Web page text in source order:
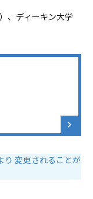
、ディーキン大学
変更されることが